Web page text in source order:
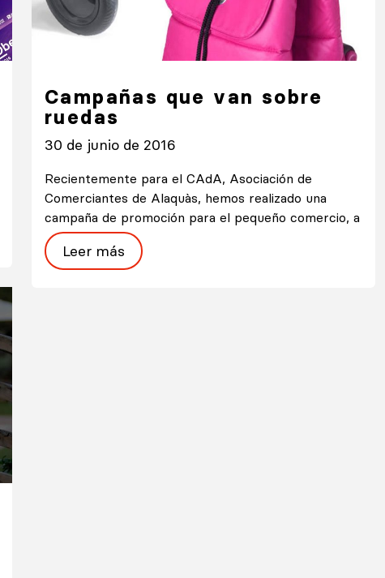
Campañas que van sobre
ruedas
30 de junio de 2016
Recientemente para el CAdA, Asociación de
Comerciantes de Alaquàs, hemos realizado una
campaña de promoción para el pequeño comercio, a
Leer más